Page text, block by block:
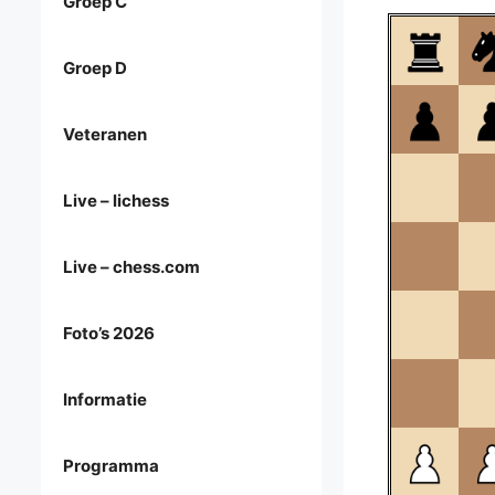
Groep D
Veteranen
Live – lichess
Live – chess.com
Foto’s 2026
Informatie
Programma